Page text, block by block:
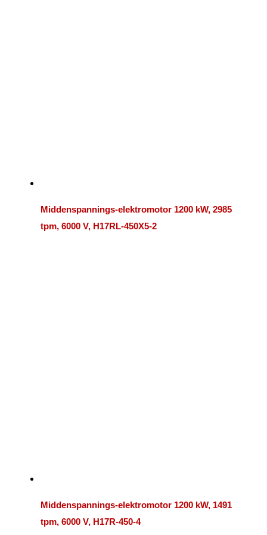
Middenspannings-elektromotor 1200 kW, 2985
tpm, 6000 V, H17RL-450X5-2
Middenspannings-elektromotor 1200 kW, 1491
tpm, 6000 V, H17R-450-4